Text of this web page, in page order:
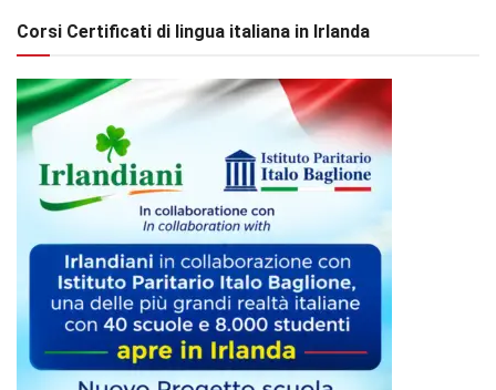
Corsi Certificati di lingua italiana in Irlanda